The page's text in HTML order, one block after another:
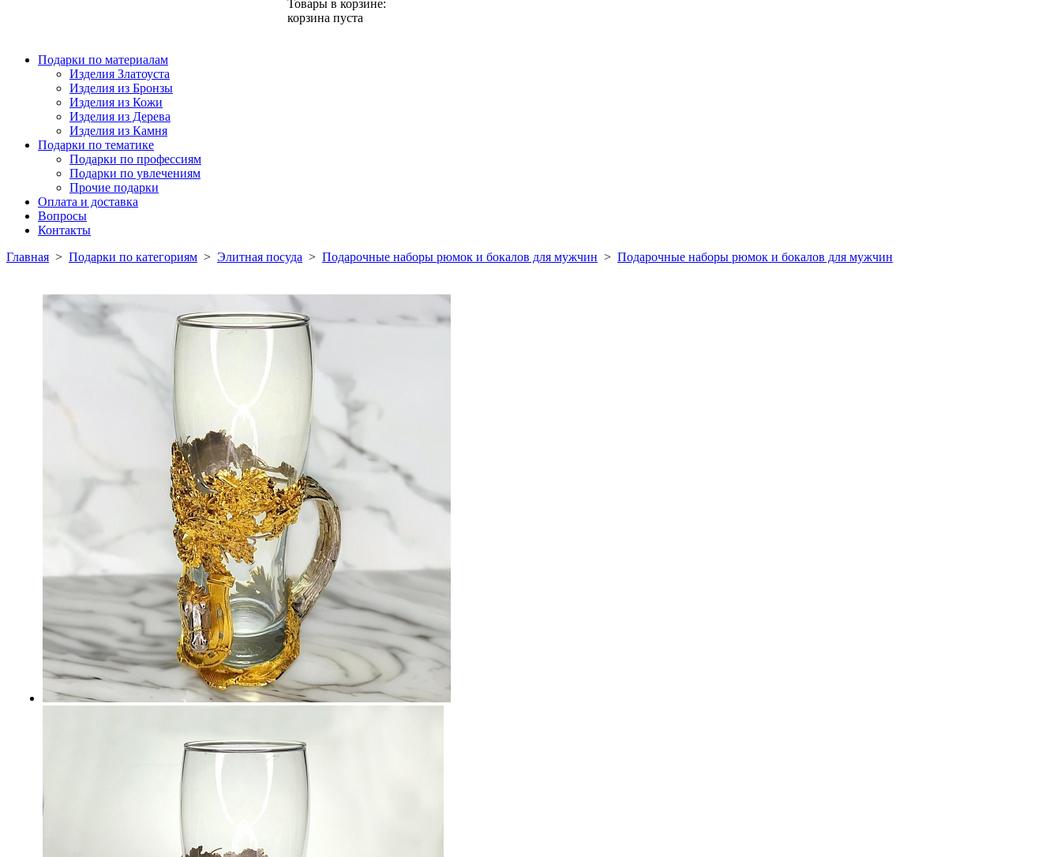
Товары в корзине:
корзина пуста
Подарки по материалам
Изделия Златоуста
Изделия из Бронзы
Изделия из Кожи
Изделия из Дерева
Изделия из Камня
Подарки по тематике
Подарки по профессиям
Подарки по увлечениям
Прочие подарки
Оплата и доставка
Вопросы
Контакты
Главная > Подарки по категориям > Элитная посуда > Подарочные наборы рюмок и бокалов для мужчин > Подарочные наборы рюмок и бокалов для мужчин